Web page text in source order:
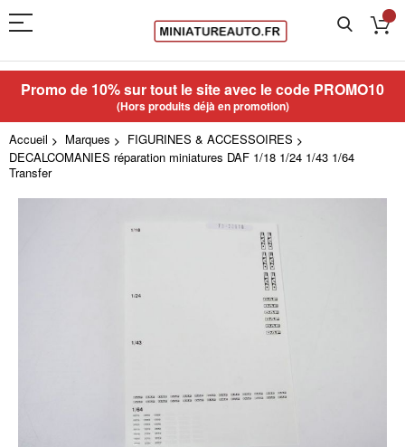
Promo de 10% sur tout le site avec le code PROMO10
(Hors produits déjà en promotion)
Accueil Marques
FIGURINES & ACCESSOIRES
DECALCOMANIES réparation miniatures DAF 1/18 1/24 1/43 1/64
Transfer